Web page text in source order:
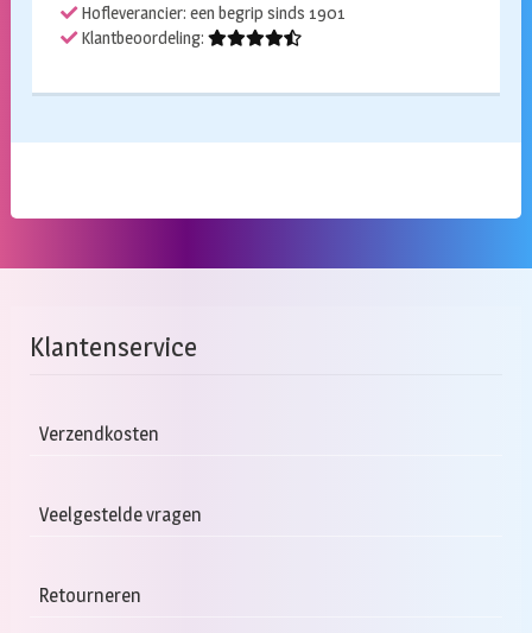
Hofleverancier: een begrip sinds 1901
Klantbeoordeling:
Klantenservice
Verzendkosten
Veelgestelde vragen
Retourneren